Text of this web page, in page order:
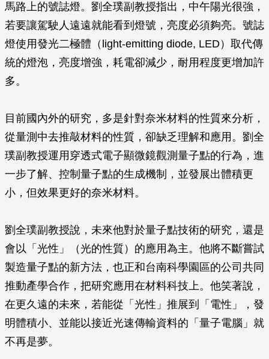
馬路上的號誌燈。劉全璞副教授指出，中午陽光很強，
若要讓駕駛人遠遠就能看到燈號，亮度必須夠亮。號誌
燈使用發光二極體（light-emitting diode, LED）取代傳
統的燈泡，亮度增強，耗電卻減少，耐用程度更增加許
多。
目前國內外的研究，多是針對奈米材料的性質來分析，
從量測中去推敲材料的性質，卻缺乏理解和應用。劉全
璞副教授運用穿透式電子顯微鏡觀測量子點的行為，進
一步了解、控制量子點的生成機制，並發展出體積更
小，但效果更好的奈米材料。
劉全璞副教授說，未來他對於量子點技術的研究，還是
會以「光性」（光的性質）的應用為主。他將不斷嘗試
製造量子點的新方法，也正和台南科學園區的公司共同
推動產學合作，把研究應用在材料科技上。他笑著說，
在更久遠的未來，若能從「光性」推展到「電性」，發
明體積小、並能以接近光速傳輸資料的「量子電腦」就
不再是夢。